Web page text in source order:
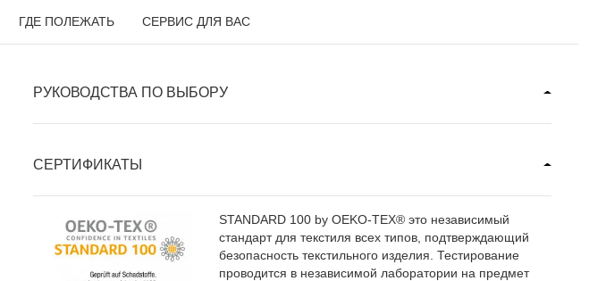
ГДЕ ПОЛЕЖАТЬ СЕРВИС ДЛЯ ВАС
РУКОВОДСТВА ПО ВЫБОРУ
СЕРТИФИКАТЫ
STANDARD 100 by OEKO-TEX® это независимый
стандарт для текстиля всех типов, подтверждающий
безопасность текстильного изделия. Тестирование
проводится в независимой лаборатории на предмет